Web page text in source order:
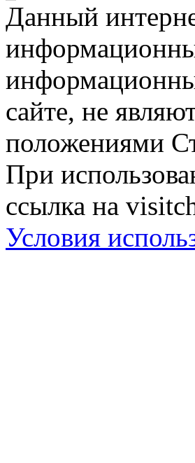
Данный
сайте, не
положениями
При
ссылка на
Условия